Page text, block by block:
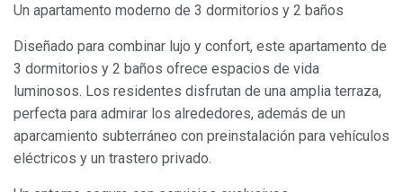
Un apartamento moderno de 3 dormitorios y 2 baños
Diseñado para combinar lujo y confort, este apartamento de
3 dormitorios y 2 baños ofrece espacios de vida
luminosos. Los residentes disfrutan de una amplia terraza,
perfecta para admirar los alrededores, además de un
aparcamiento subterráneo con preinstalación para vehículos
eléctricos y un trastero privado.